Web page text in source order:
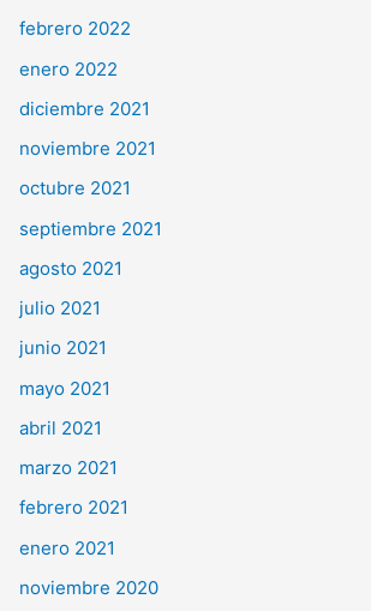
febrero 2022
enero 2022
diciembre 2021
noviembre 2021
octubre 2021
septiembre 2021
agosto 2021
julio 2021
junio 2021
mayo 2021
abril 2021
marzo 2021
febrero 2021
enero 2021
noviembre 2020